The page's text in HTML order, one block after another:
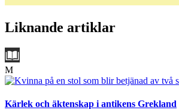
Liknande artiklar
M
Kärlek och äktenskap i antikens Grekland